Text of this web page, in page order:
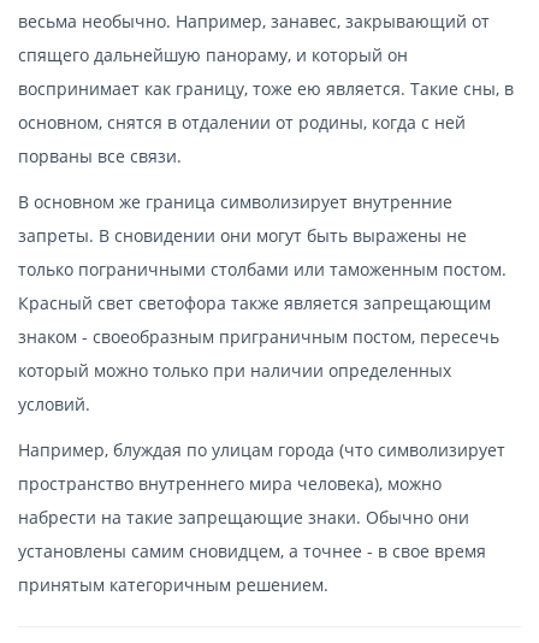
весьма необычно. Например, занавес, закрывающий от
спящего дальнейшую панораму, и который он
воспринимает как границу, тоже ею является. Такие сны, в
основном, снятся в отдалении от родины, когда с ней
порваны все связи.
В основном же граница символизирует внутренние
запреты. В сновидении они могут быть выражены не
только пограничными столбами или таможенным постом.
Красный свет светофора также является запрещающим
знаком - своеобразным приграничным постом, пересечь
который можно только при наличии определенных
условий.
Например, блуждая по улицам города (что символизирует
пространство внутреннего мира человека), можно
набрести на такие запрещающие знаки. Обычно они
установлены самим сновидцем, а точнее - в свое время
принятым категоричным решением.